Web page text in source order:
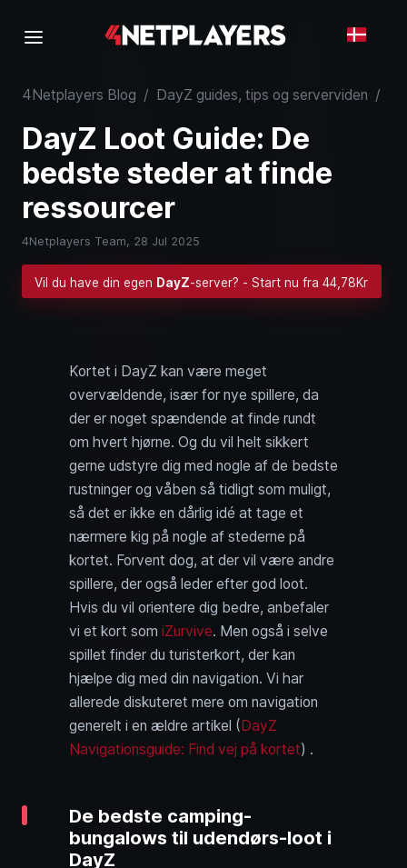
4Netplayers Blog / DayZ guides, tips og serverviden /
DayZ Loot Guide: De
bedste steder at finde
ressourcer
4Netplayers Team, 28 Jul 2025
Vil du have din egen DayZ-server? - Start nu fra 44,78Kr
Kortet i DayZ kan være meget
overvældende, især for nye spillere, da
der er noget spændende at finde rundt
om hvert hjørne. Og du vil helt sikkert
gerne udstyre dig med nogle af de bedste
rustninger og våben så tidligt som muligt,
så det er ikke en dårlig idé at tage et
nærmere kig på nogle af stederne på
kortet. Forvent dog, at der vil være andre
spillere, der også leder efter god loot.
Hvis du vil orientere dig bedre, anbefaler
vi et kort som iZurvive. Men også i selve
spillet finder du turisterkort, der kan
hjælpe dig med din navigation. Vi har
allerede diskuteret mere om navigation
generelt i en ældre artikel ( DayZ
Navigationsguide: Find vej på kortet) .
De bedste camping-
bungalows til udendørs-loot i
DayZ